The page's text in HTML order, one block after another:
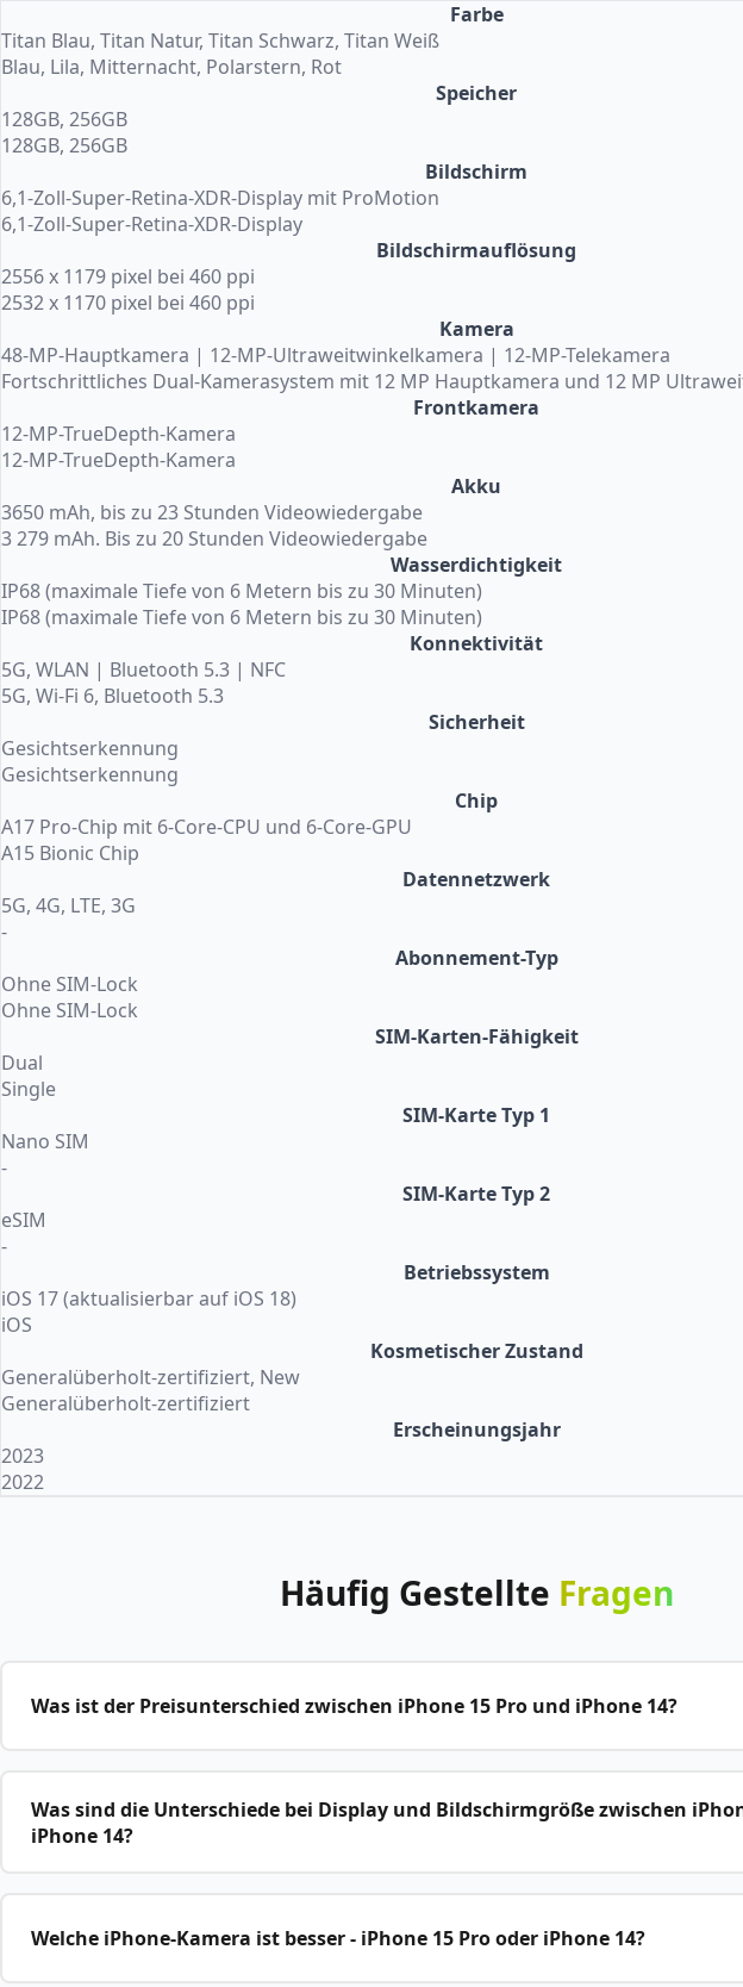
Farbe
Titan Blau, Titan Natur, Titan Schwarz, Titan Weiß
Blau, Lila, Mitternacht, Polarstern, Rot
Speicher
128GB, 256GB
128GB, 256GB
Bildschirm
6,1-Zoll-Super-Retina-XDR-Display mit ProMotion
6,1-Zoll-Super-Retina-XDR-Display
Bildschirmauflösung
2556 x 1179 pixel bei 460 ppi
2532 x 1170 pixel bei 460 ppi
Kamera
48-MP-Hauptkamera | 12-MP-Ultraweitwinkelkamera | 12-MP-Telekamera
Fortschrittliches Dual-Kamerasystem mit 12 MP Hauptkamera und 12 MP
Frontkamera
12-MP-TrueDepth-Kamera
12-MP-TrueDepth-Kamera
Akku
3650 mAh, bis zu 23 Stunden Videowiedergabe
3 279 mAh. Bis zu 20 Stunden Videowiedergabe
Wasserdichtigkeit
IP68 (maximale Tiefe von 6 Metern bis zu 30 Minuten)
IP68 (maximale Tiefe von 6 Metern bis zu 30 Minuten)
Konnektivität
5G, WLAN | Bluetooth 5.3 | NFC
5G, Wi-Fi 6, Bluetooth 5.3
Sicherheit
Gesichtserkennung
Gesichtserkennung
Chip
A17 Pro-Chip mit 6-Core-CPU und 6-Core-GPU
A15 Bionic Chip
Datennetzwerk
5G, 4G, LTE, 3G
-
Abonnement-Typ
Ohne SIM-Lock
Ohne SIM-Lock
SIM-Karten-Fähigkeit
Dual
Single
SIM-Karte Typ 1
Nano SIM
-
SIM-Karte Typ 2
eSIM
-
Betriebssystem
iOS 17 (aktualisierbar auf iOS 18)
iOS
Kosmetischer Zustand
Generalüberholt-zertifiziert, New
Generalüberholt-zertifiziert
Erscheinungsjahr
2023
2022
Häufig Gestellte Fragen
Was ist der Preisunterschied zwischen iPhone 15 Pro und iPhone 14?
Was sind die Unterschiede bei Display und Bildschirmgröße zwischen
iPhone 14?
Welche iPhone-Kamera ist besser - iPhone 15 Pro oder iPhone 14?